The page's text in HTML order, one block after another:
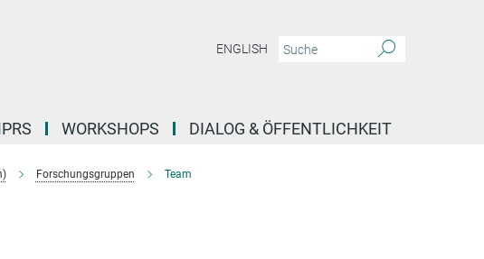
ENGLISH
WORKSHOPS DIALOG & ÖFFENTLICHKEIT
Forschungsgruppen Team